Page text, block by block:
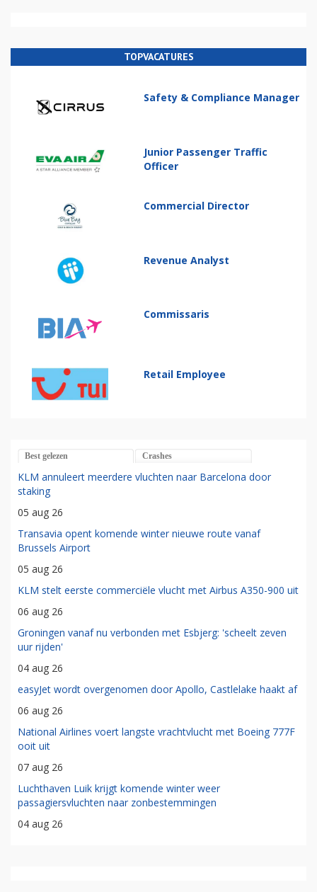
TOPVACATURES
Safety & Compliance Manager
Junior Passenger Traffic
Officer
Commercial Director
Revenue Analyst
Commissaris
Retail Employee
Best gelezen Crashes
KLM annuleert meerdere vluchten naar Barcelona door
staking
05 aug 26
Transavia opent komende winter nieuwe route vanaf
Brussels Airport
05 aug 26
KLM stelt eerste commerciële vlucht met Airbus A350-900 uit
06 aug 26
Groningen vanaf nu verbonden met Esbjerg: 'scheelt zeven
uur rijden'
04 aug 26
easyJet wordt overgenomen door Apollo, Castlelake haakt af
06 aug 26
National Airlines voert langste vrachtvlucht met Boeing 777F
ooit uit
07 aug 26
Luchthaven Luik krijgt komende winter weer
passagiersvluchten naar zonbestemmingen
04 aug 26